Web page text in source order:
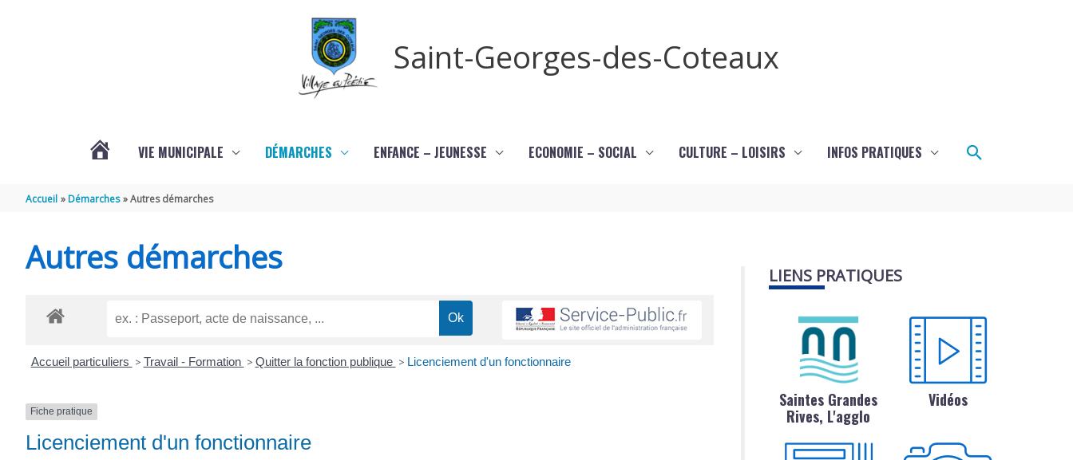
Saint-Georges-des-Coteaux
VIE MUNICIPALE DÉMARCHES ENFANCE – JEUNESSE ECONOMIE – SOCIAL CULTURE – LOISIRS INFOS PRATIQUES Rechercher
Accueil Démarches Autres démarches
Autres démarches
Accueil particuliers > Travail - Formation > Quitter la fonction publique > Licenciement d'un fonctionnaire
Fiche pratique
Licenciement d'un fonctionnaire
LIENS PRATIQUES
Saintes Grandes
Rives, L'agglo
Vidéos